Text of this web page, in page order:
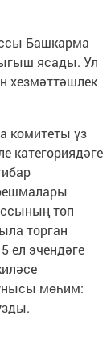
Башкарма
ясады. Ул
хезмәттәшлек
комитеты үз
категориядәге
төп
торган
ел эчендәге
мөһим: